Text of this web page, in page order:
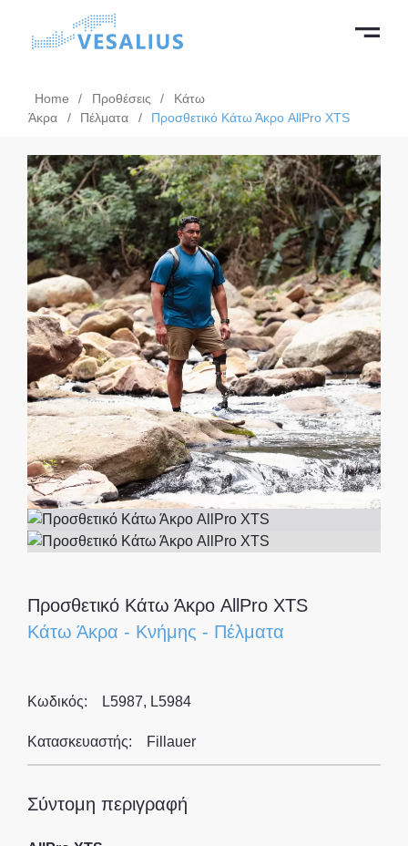
Home / Προθέσεις /
Κάτω
Άκρα
/ Πέλματα / Προσθετικό Κάτω Άκρο AllPro XTS
Προσθετικό Κάτω Άκρο AllPro XTS
Κάτω Άκρα - Κνήμης - Πέλματα
Κωδικός: L5987, L5984
Κατασκευαστής: Fillauer
Σύντομη περιγραφή